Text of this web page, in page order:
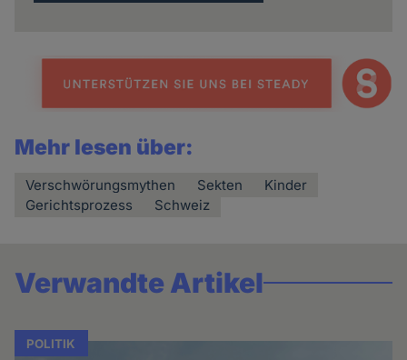
Mehr lesen über:
Verschwörungsmythen Sekten
Kinder
Gerichtsprozess
Schweiz
Verwandte Artikel
POLITIK